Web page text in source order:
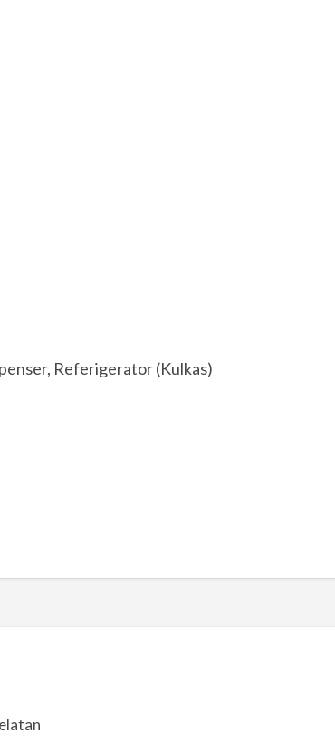
Referigerator (Kulkas)